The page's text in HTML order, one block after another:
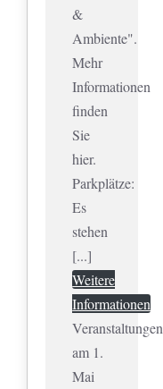
&
Ambiente".
Mehr
Informationen
finden
Sie
hier.
Parkplätze:
Es
stehen
[...]
Weitere
Informationen
Veranstaltungen
am 1.
Mai